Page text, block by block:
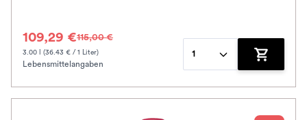
109,29 €115,00 €
3.00 l (36.43 € / 1 Liter)
Lebensmittelangaben
1
Zum